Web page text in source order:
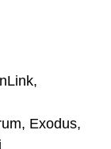
Exodus,